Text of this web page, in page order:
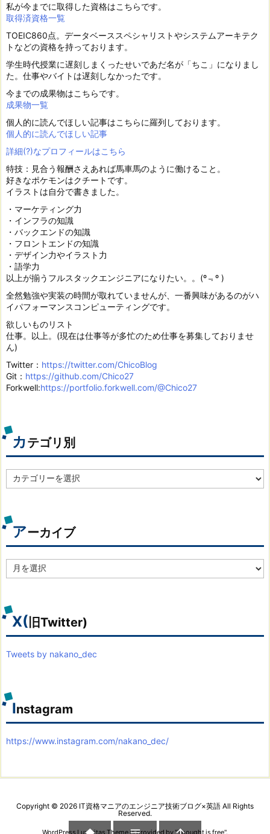
私が今までに取得した資格はこちらです。
取得済資格一覧
TOEIC860点。データベーススペシャリストやシステムアーキテク
トなどの資格を持っております。
学生時代授業に遅刻しまくったせいであだ名が「ちこ」になりまし
た。仕事やバイトは遅刻しなかったです。
今までの成果物はこちらです。
成果物一覧
個人的に読んでほしい記事はこちらに羅列しております。
個人的に読んでほしい記事
詳細(?)なプロフィールはこちら
特技：見合う報酬さえあれば馬車馬のように働けること。
好きなポケモンはクチートです。
イラストは自分で書きました。
・マーケティング力
・インフラの知識
・バックエンドの知識
・フロントエンドの知識
・デザイン力やイラスト力
・語学力
以上が揃うフルスタックエンジニアになりたい。。(º﹃º )
全然勉強や実装の時間が取れていませんが、一番興味があるのがハ
イパフォーマンスコンピューティングです。
欲しいものリスト
仕事。以上。(現在は仕事等が多忙のため仕事を募集しておりませ
ん)
Twitter： https://twitter.com/ChicoBlog
Git： https://github.com/Chico27
Forkwell:https://portfolio.forkwell.com/@Chico27
カテゴリ別
テ
別
アーカイブ
ー
ブ
X( 旧Twitter)
Tweets by nakano_dec
Instagram
https://www.instagram.com/nakano_dec/
Copyright © 2026 IT資格マニアのエンジニア技術ブログ×英語 All Rights
Reserved.
WordPress Luxeritas Theme is provided by "Thought is free".